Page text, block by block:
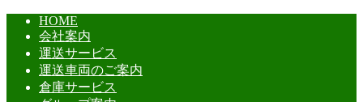
HOME
会社案内
運送サービス
運送車両のご案内
倉庫サービス